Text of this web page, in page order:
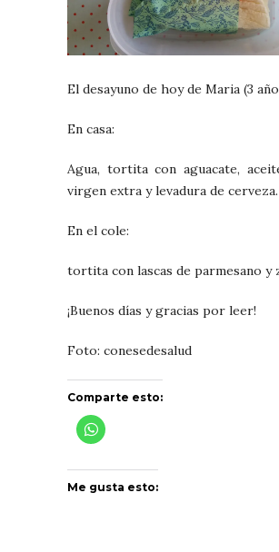
El desayuno de hoy de Maria (3
En casa:
Agua, tortita con aguacate,
virgen extra y levadura de cerveza.
En el cole:
tortita con lascas de parmesano y
¡Buenos días y gracias por leer!
Foto: conesedesalud
Comparte esto:
Me gusta esto: